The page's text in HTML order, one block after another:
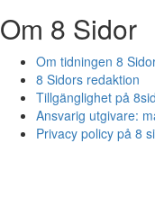
Om 8 Sidor
Om tidningen 8
8 Sidors redaktion
Tillgänglighet på
Ansvarig utgivare:
Privacy policy på 8